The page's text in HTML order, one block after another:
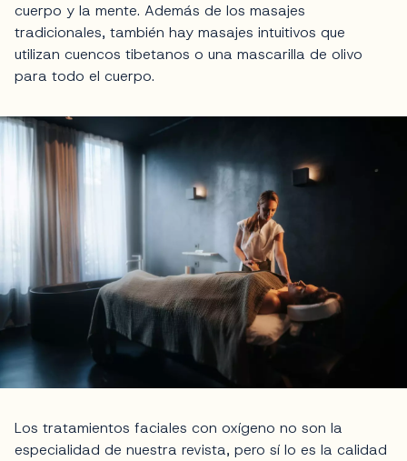
cuerpo y la mente. Además de los masajes
tradicionales, también hay masajes intuitivos que
utilizan cuencos tibetanos o una mascarilla de olivo
para todo el cuerpo.
Los tratamientos faciales con oxígeno no son la
especialidad de nuestra revista, pero sí lo es la calidad